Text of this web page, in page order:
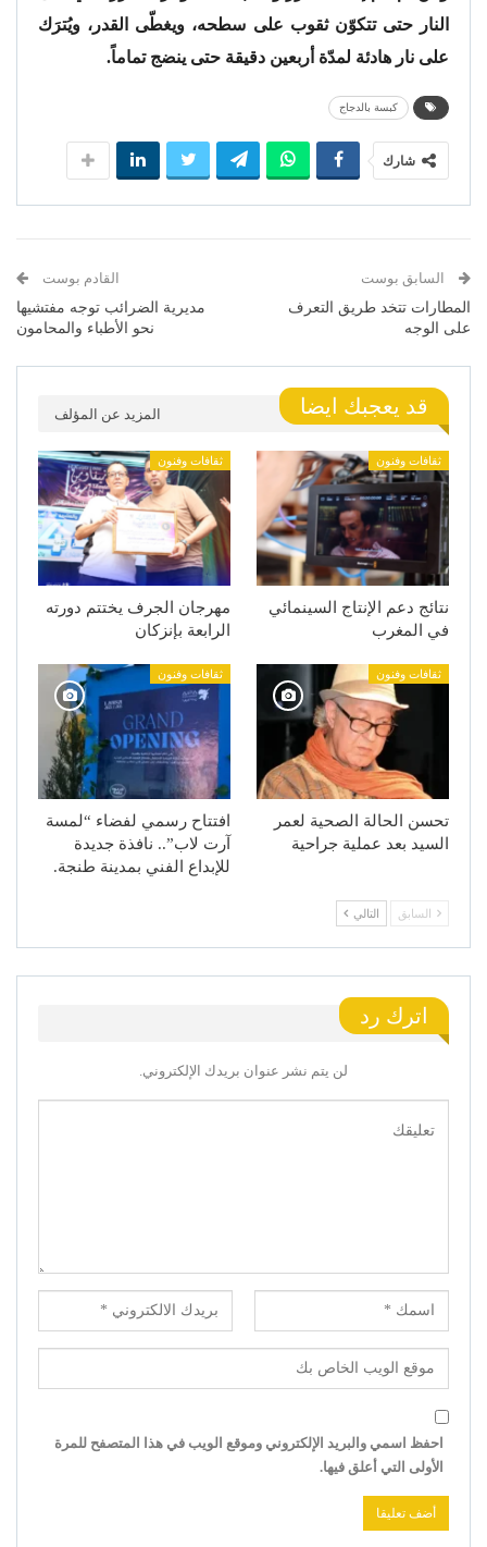
النار حتى تتكوّن ثقوب على سطحه، ويغطّى القدر، ويُترَك
على نار هادئة لمدّة أربعين دقيقة حتى ينضج تماماً.
كبسة بالدجاج
شارك
السابق بوست
المطارات تتخد طريق التعرف
على الوجه
القادم بوست
مديرية الضرائب توجه مفتشيها
نحو الأطباء والمحامون
قد يعجبك ايضا المزيد عن المؤلف
ثقافات وفنون
نتائج دعم الإنتاج السينمائي
في المغرب
ثقافات وفنون
مهرجان الجرف يختتم دورته
الرابعة بإنزكان
ثقافات وفنون
تحسن الحالة الصحية لعمر
السيد بعد عملية جراحية
ثقافات وفنون
افتتاح رسمي لفضاء “لمسة
آرت لاب”.. نافذة جديدة
للإبداع الفني بمدينة طنجة.
السابق التالي
اترك رد
لن يتم نشر عنوان بريدك الإلكتروني.
احفظ اسمي والبريد الإلكتروني وموقع الويب في هذا المتصفح للمرة
الأولى التي أعلق فيها.